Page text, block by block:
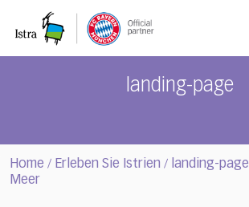
note:
landing-page
Home / Erleben Sie Istrien / landing-page
Meer